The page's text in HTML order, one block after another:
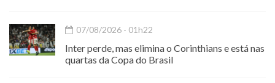
07/08/2026 - 01h22
Inter perde, mas elimina o Corinthians e está nas
quartas da Copa do Brasil